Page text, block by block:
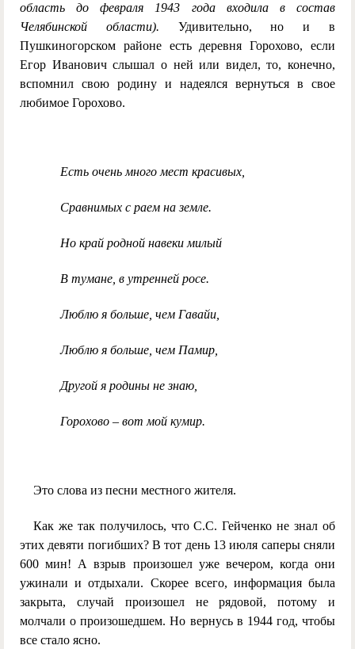
область до февраля 1943 года входила в состав
Челябинской области). Удивительно, но и в
Пушкиногорском районе есть деревня Горохово, если
Егор Иванович слышал о ней или видел, то, конечно,
вспомнил свою родину и надеялся вернуться в свое
любимое Горохово.
Есть очень много мест красивых,
Сравнимых с раем на земле.
Но край родной навеки милый
В тумане, в утренней росе.
Люблю я больше, чем Гавайи,
Люблю я больше, чем Памир,
Другой я родины не знаю,
Горохово – вот мой кумир.
Это слова из песни местного жителя.
Как же так получилось, что С.С. Гейченко не знал об
этих девяти погибших? В тот день 13 июля саперы сняли
600 мин! А взрыв произошел уже вечером, когда они
ужинали и отдыхали. Скорее всего, информация была
закрыта, случай произошел не рядовой, потому и
молчали о произошедшем. Но вернусь в 1944 год, чтобы
все стало ясно.